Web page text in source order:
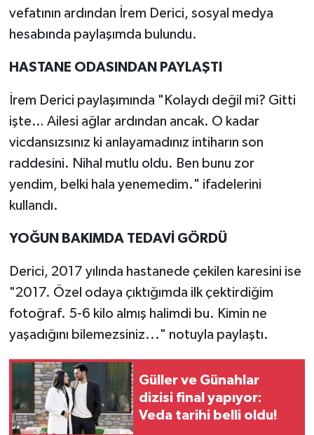
vefatının ardından İrem Derici, sosyal medya
hesabında paylaşımda bulundu.
HASTANE ODASINDAN PAYLAŞTI
İrem Derici paylaşımında "Kolaydı değil mi? Gitti
işte… Ailesi ağlar ardından ancak. O kadar
vicdansızsınız ki anlayamadınız intiharın son
raddesini. Nihal mutlu oldu. Ben bunu zor
yendim, belki hala yenemedim." ifadelerini
kullandı.
YOĞUN BAKIMDA TEDAVİ GÖRDÜ
Derici, 2017 yılında hastanede çekilen karesini ise
"2017. Özel odaya çıktığımda ilk çektirdiğim
fotoğraf. 5-6 kilo almış halimdi bu. Kimin ne
yaşadığını bilemezsiniz..." notuyla paylaştı.
Güller ve Günahlar
dizisi final yapıyor:
Veda tarihi belli oldu!